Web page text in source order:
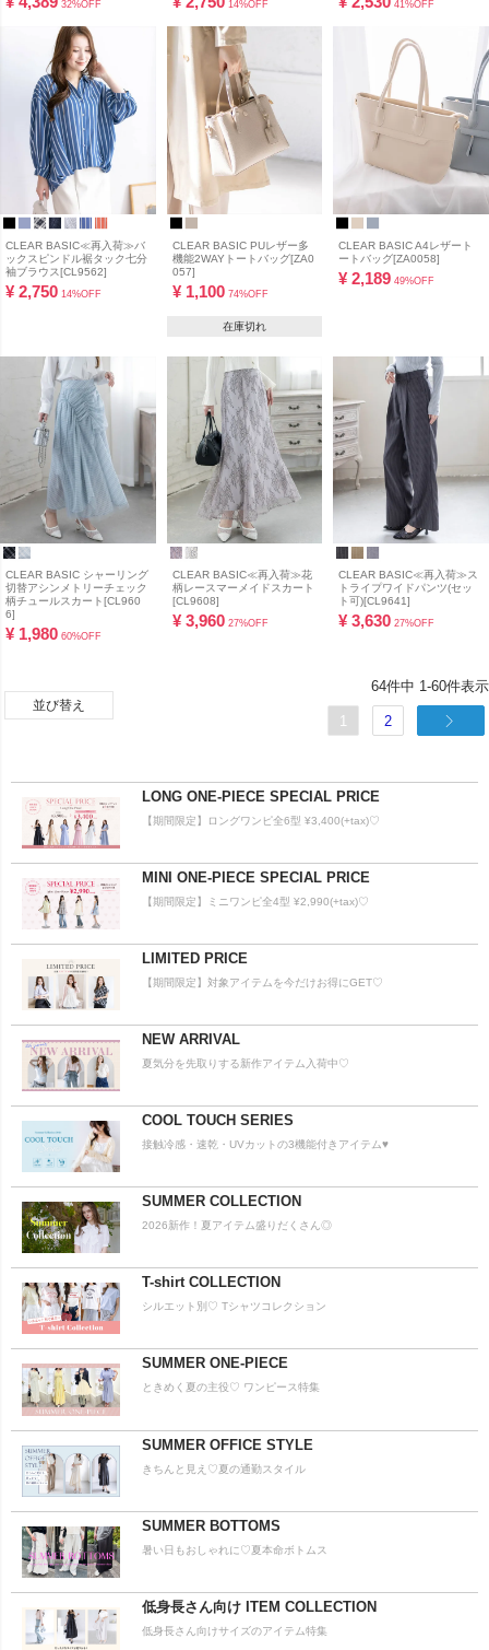
32%OFF 14%OFF 41%OFF
CLEAR BASIC≪再入荷≫バ
ックスピンドル裾タック七分
袖ブラウス[CL9562]
¥ 2,750 14%OFF
CLEAR BASIC PUレザー多
機能2WAYトートバッグ[ZA0
057]
¥ 1,100 74%OFF
在庫切れ
CLEAR BASIC A4レザート
ートバッグ[ZA0058]
¥ 2,189 49%OFF
CLEAR BASIC シャーリング
切替アシンメトリーチェック
柄チュールスカート[CL960
6]
¥ 1,980 60%OFF
CLEAR BASIC≪再入荷≫花
柄レースマーメイドスカート
[CL9608]
¥ 3,960 27%OFF
CLEAR BASIC≪再入荷≫ス
トライプワイドパンツ(セッ
ト可)[CL9641]
¥ 3,630 27%OFF
並び替え
64件中 1 -60件表示
1 2
LONG ONE-PIECE SPECIAL PRICE
【期間限定】ロングワンピ全6型 ¥3,400(+tax)♡
MINI ONE-PIECE SPECIAL PRICE
【期間限定】ミニワンピ全4型 ¥2,990(+tax)♡
LIMITED PRICE
【期間限定】対象アイテムを今だけお得にGET♡
NEW ARRIVAL
夏気分を先取りする新作アイテム入荷中♡
COOL TOUCH SERIES
接触冷感・速乾・UVカットの3機能付きアイテム♥
SUMMER COLLECTION
2026新作！夏アイテム盛りだくさん◎
T-shirt COLLECTION
シルエット別♡ Tシャツコレクション
SUMMER ONE-PIECE
ときめく夏の主役♡ ワンピース特集
SUMMER OFFICE STYLE
きちんと見え♡夏の通勤スタイル
SUMMER BOTTOMS
暑い日もおしゃれに♡夏本命ボトムス
低身長さん向け ITEM COLLECTION
低身長さん向けサイズのアイテム特集